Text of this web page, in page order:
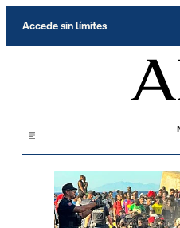
Accede sin límites